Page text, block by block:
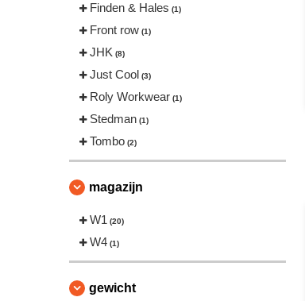
Finden & Hales (1)
Front row (1)
JHK (8)
Just Cool (3)
Roly Workwear (1)
Stedman (1)
Tombo (2)
magazijn
W1 (20)
W4 (1)
gewicht